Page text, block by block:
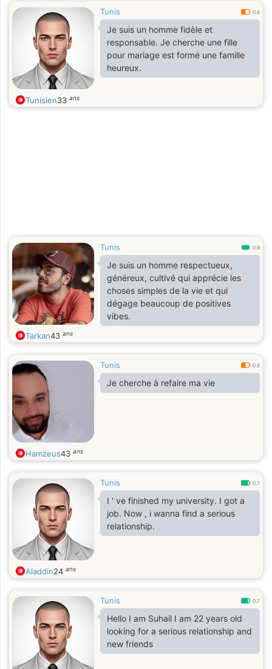
Tunis 0.6
Je suis un homme fidèle et
responsable. Je cherche une fille
pour mariage est formé une famille
heureux.
Tunisien33 ans
Tunis 0.9
Je suis un homme respectueux,
généreux, cultivé qui apprécie les
choses simples de la vie et qui
dégage beaucoup de positives
vibes.
Tarkan43 ans
Tunis 0.6
Je cherche à refaire ma vie
Hamzeus43 ans
Tunis 0.7
I ' ve finished my university. I got a
job. Now , i wanna find a serious
relationship.
Aladdin24 ans
Tunis 0.7
Hello I am Suhail I am 22 years old
looking for a serious relationship and
new friends